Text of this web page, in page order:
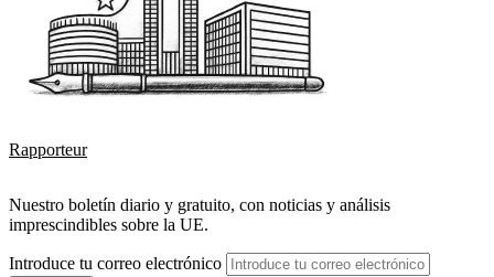
Rapporteur
Nuestro boletín diario y gratuito, con noticias y análisis
imprescindibles sobre la UE.
Introduce tu correo electrónico